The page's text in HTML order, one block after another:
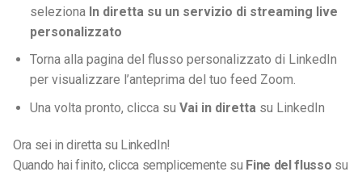
seleziona In diretta su un servizio di streaming live
personalizzato
Torna alla pagina del flusso personalizzato di LinkedIn
per visualizzare l’anteprima del tuo feed Zoom.
Una volta pronto, clicca su Vai in diretta su LinkedIn
Ora sei in diretta su LinkedIn!
Quando hai finito, clicca semplicemente su Fine del flusso su